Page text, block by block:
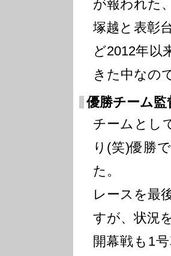
が報われた
塚越と表彰
ど2012年以
きた中なの
優勝チーム
チームとし
り(笑)優勝
た。
レースを最
すが、状況
開幕戦も1